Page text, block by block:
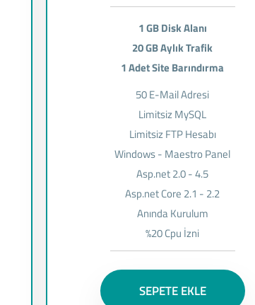
1 GB Disk Alanı
20 GB Aylık Trafik
1 Adet Site Barındırma
50 E-Mail Adresi
Limitsiz MySQL
Limitsiz FTP Hesabı
Windows - Maestro Panel
Asp.net 2.0 - 4.5
Asp.net Core 2.1 - 2.2
Anında Kurulum
%20 Cpu İzni
SEPETE EKLE